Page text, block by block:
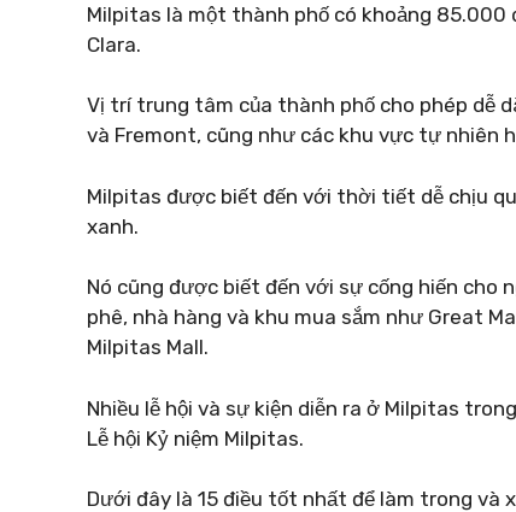
Milpitas là một thành phố có khoảng 85.000
Clara.
Vị trí trung tâm của thành phố cho phép dễ
và Fremont, cũng như các khu vực tự nhiên
Milpitas được biết đến với thời tiết dễ chịu
xanh.
Nó cũng được biết đến với sự cống hiến cho
phê, nhà hàng và khu mua sắm như Great
Milpitas Mall.
Nhiều lễ hội và sự kiện diễn ra ở Milpitas
Lễ hội Kỷ niệm Milpitas.
Dưới đây là 15 điều tốt nhất để làm trong và